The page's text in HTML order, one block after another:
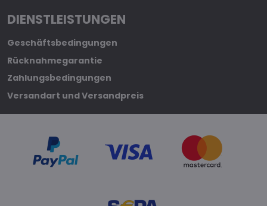
DIENSTLEISTUNGEN
Geschäftsbedingungen
Rücknahmegarantie
Zahlungsbedingungen
Versandart und Versandpreis